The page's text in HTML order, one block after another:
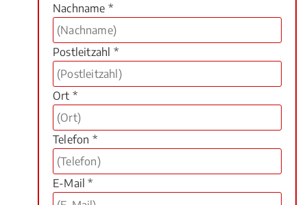
Nachname *
Postleitzahl *
Ort *
Telefon *
E-Mail *